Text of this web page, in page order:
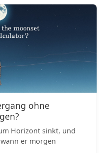
ohne
Horizont sinkt, und
er morgen